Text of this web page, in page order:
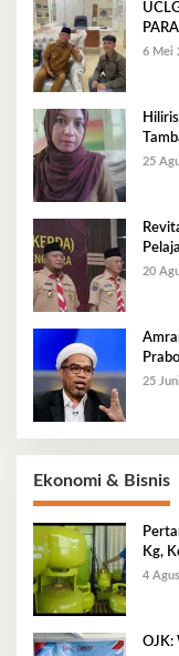
6 Mei
25
20
25
Ekonomi & Bisnis
Kg,
4
OJK: